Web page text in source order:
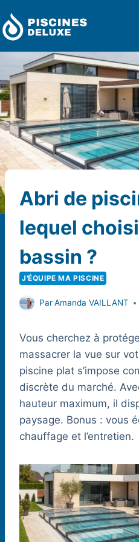
au
contenu
Abri de
lequel
bassin ?
J'ÉQUIPE MA PISCINE
ParAmanda VAILLANT
Vous cherchez à
massacrer la vue sur
piscine plat s’impose
discrète du marché.
hauteur maximum, il
paysage. Bonus : vous
chauffage et l’entretien.